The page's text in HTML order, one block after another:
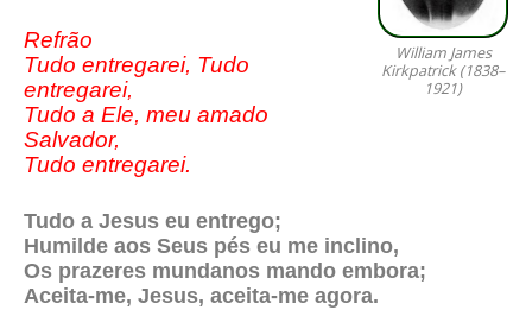
William James
Kirkpatrick (1838–
1921)
Refrão
Tudo entregarei, Tudo
entregarei,
Tudo a Ele, meu amado
Salvador,
Tudo entregarei.
Tudo a Jesus eu entrego;
Humilde aos Seus pés eu me inclino,
Os prazeres mundanos mando embora;
Aceita-me, Jesus, aceita-me agora.